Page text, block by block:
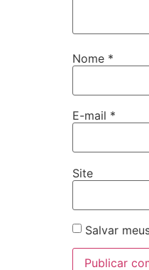
Nome *
E-mail *
Site
Salvar